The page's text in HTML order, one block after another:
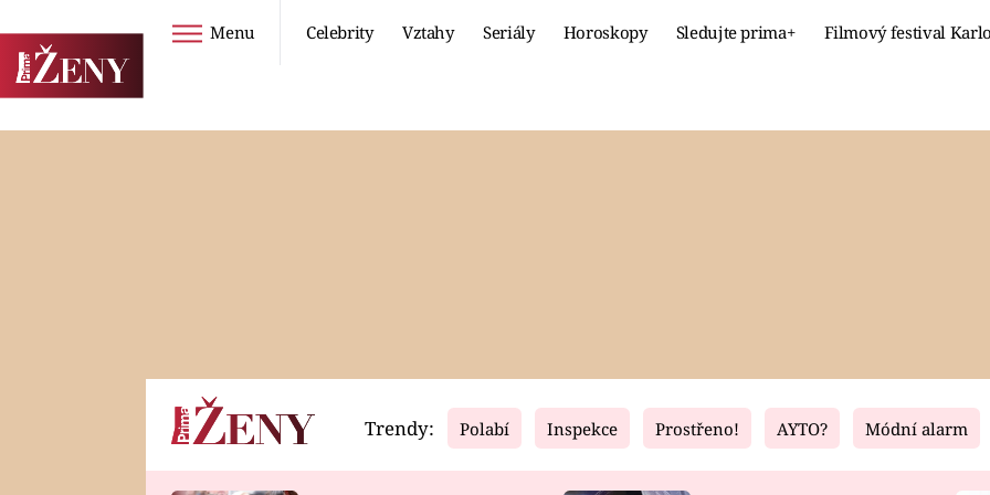
Menu Celebrity Vztahy Seriály Horoskopy Sledujte prima+ Filmový festival
Horoskopy Video Fresh Living
Trendy: Polabí Inspekce Prostřeno! AYTO? Módní alarm